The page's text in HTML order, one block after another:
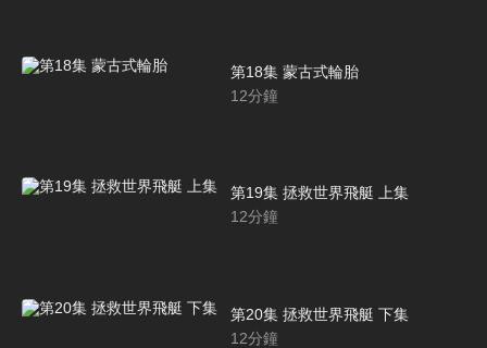
第18集 蒙古式輪胎
12分鐘
第19集 拯救世界飛艇 上集
12分鐘
第20集 拯救世界飛艇 下集
12分鐘